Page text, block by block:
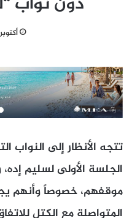
أكتوبر 12, 2022
تتجه الأنظار إلى النواب
الجلسة الأولى لسليم
موقفهم، خصوصاً وأنهم
المتواصلة مع الكتل